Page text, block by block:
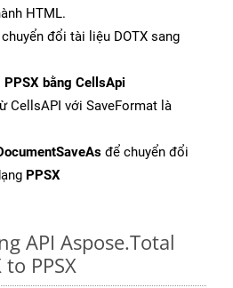
HTML.
đổi tài liệu DOTX sang
bằng CellsApi
CellsAPI với SaveFormat là
để chuyển đổi
PPSX
API Aspose.Total
to PPSX